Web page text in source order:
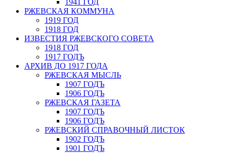
1941 ГОД
РЖЕВСКАЯ КОММУНА
1919 ГОД
1918 ГОД
ИЗВЕСТИЯ РЖЕВСКОГО СОВЕТА
1918 ГОД
1917 ГОДЪ
АРХИВ ДО 1917 ГОДА
РЖЕВСКАЯ МЫСЛЬ
1907 ГОДЪ
1906 ГОДЪ
РЖЕВСКАЯ ГАЗЕТА
1907 ГОДЪ
1906 ГОДЪ
РЖЕВСКИЙ СПРАВОЧНЫЙ ЛИСТОК
1902 ГОДЪ
1901 ГОДЪ